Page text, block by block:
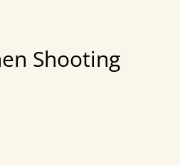
Shooting